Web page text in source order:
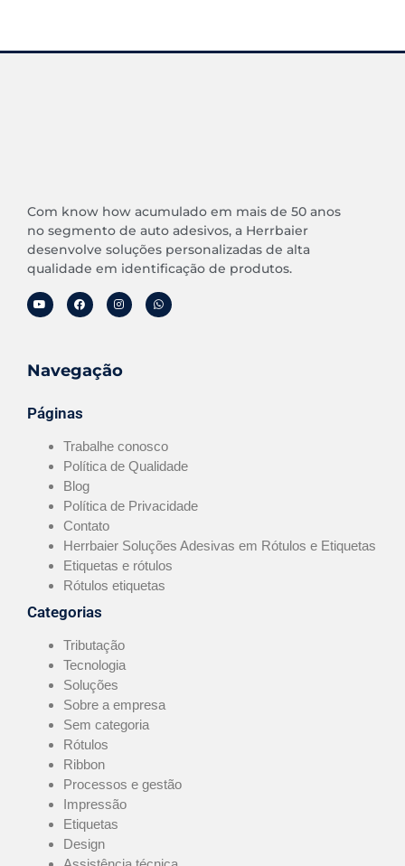
Com know how acumulado em mais de 50 anos
no segmento de auto adesivos, a Herrbaier
desenvolve soluções personalizadas de alta
qualidade em identificação de produtos.
Navegação
Páginas
Trabalhe conosco
Política de Qualidade
Blog
Política de Privacidade
Contato
Herrbaier Soluções Adesivas em Rótulos e Etiquetas
Etiquetas e rótulos
Rótulos etiquetas
Categorias
Tributação
Tecnologia
Soluções
Sobre a empresa
Sem categoria
Rótulos
Ribbon
Processos e gestão
Impressão
Etiquetas
Design